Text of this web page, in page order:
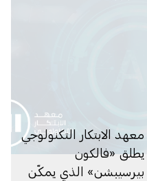
معهد الابتكار التكنولوجي
يطلق «فالكون
بيرسيبشن» الذي يمكّن